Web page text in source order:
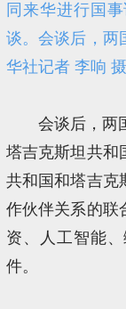
同来华进行国
谈。会谈后，两
华社记者 李响 摄
会谈后，两
塔吉克斯坦共和
共和国和塔吉克
作伙伴关系的联
资、人工智能
件。